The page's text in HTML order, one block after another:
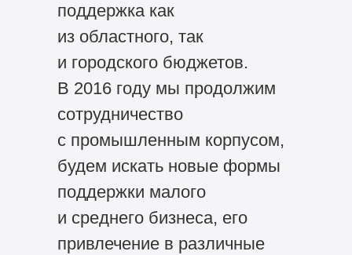
поддержка как
из областного, так
и городского бюджетов.
В 2016 году мы продолжим
сотрудничество
с промышленным корпусом,
будем искать новые формы
поддержки малого
и среднего бизнеса, его
привлечение в различные